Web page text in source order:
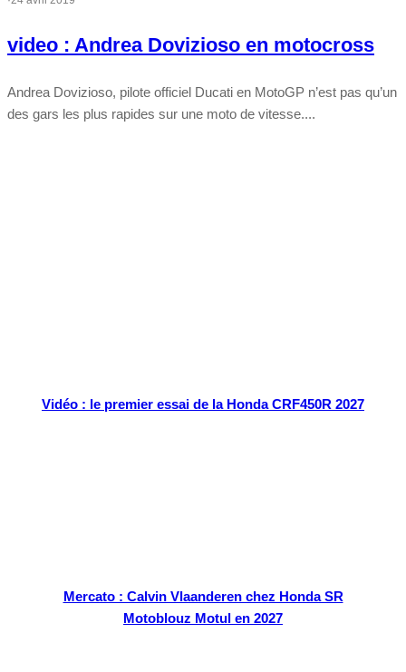
video : Andrea Dovizioso en motocross
Andrea Dovizioso, pilote officiel Ducati en MotoGP n’est pas qu’un
des gars les plus rapides sur une moto de vitesse....
Vidéo : le premier essai de la Honda CRF450R 2027
Mercato : Calvin Vlaanderen chez Honda SR
Motoblouz Motul en 2027